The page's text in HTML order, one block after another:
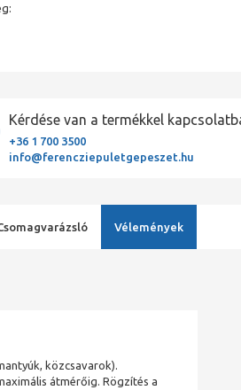
Kérdése van a termékkel
+36 1 700 3500
info@ferencziepuletgepeszet.hu
Vélemények
közcsavarok).
átmérőig. Rögzítés a